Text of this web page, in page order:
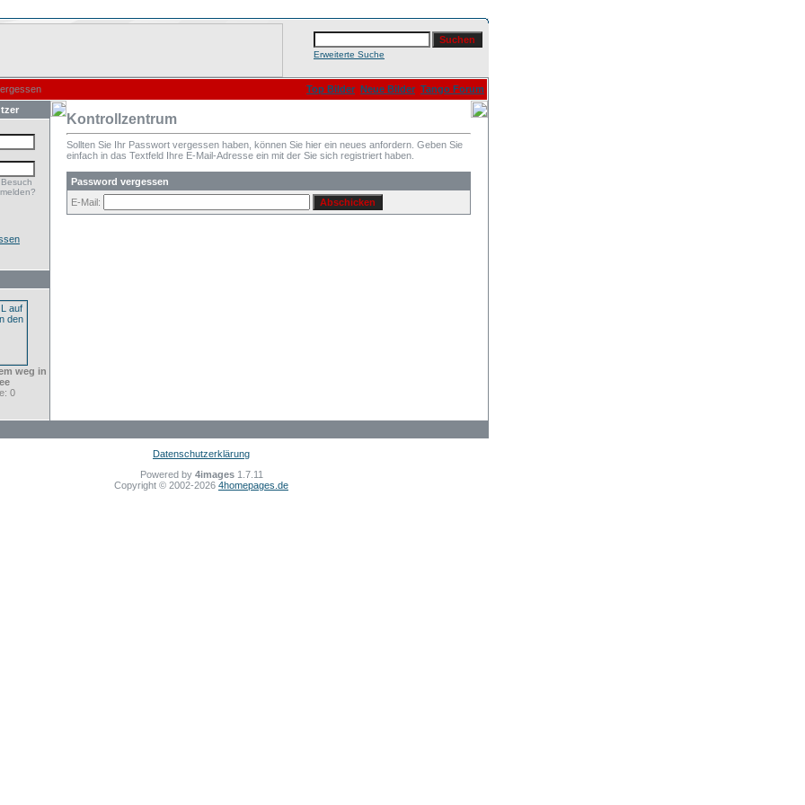
Erweiterte Suche
Top Bilder Neue Bilder Tango Forum
weg in
0
Kontrollzentrum
Sollten Sie Ihr Passwort vergessen haben, können Sie hier ein neues anfordern. Geben Sie
einfach in das Textfeld Ihre E-Mail-Adresse ein mit der Sie sich registriert haben.
Password vergessen
E-Mail:
Datenschutzerklärung
Powered by 4images1.7.11
Copyright © 2002-2026 4homepages.de